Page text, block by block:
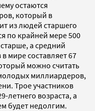
остаются
который в
из людей старшего
по крайней мере 500
а средний
мире составляет 67
можно считать
миллиардеров,
Трое участников
летнего возраста, а
будет недолгим.